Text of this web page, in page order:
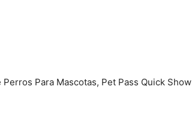
Para Mascotas, Pet Pass Quick Show